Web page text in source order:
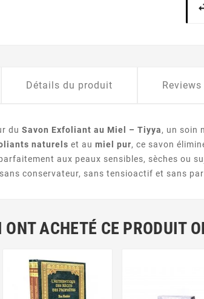
Détails du produit Reviews
duSavon Exfoliant au Miel – Tiyya, un soin
naturels et aumiel pur, ce savon
aux peaux sensibles, sèches ou
conservateur, sans tensioactif et sans
ACHETÉ CE PRODUIT